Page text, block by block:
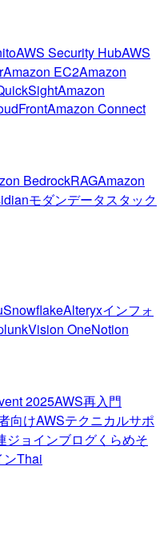
AWS Security HubAWS
Amazon EC2Amazon
Amazon
Amazon Connect
BedrockRAGAmazon
モダンデータスタック
SnowflakeAlteryxインフォ
Vision OneNotion
2025AWS再入門
向けAWSテクニカルサポ
ジョインブログくらめそ
ンThai